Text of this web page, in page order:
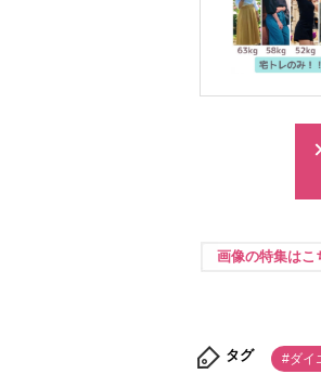
画像の特集はこ
タグ #ダイ